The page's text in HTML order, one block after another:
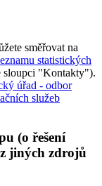
směřovat na
statistických
sloupci "Kontakty").
úřad - odbor
služeb
(o řešení
jiných zdrojů